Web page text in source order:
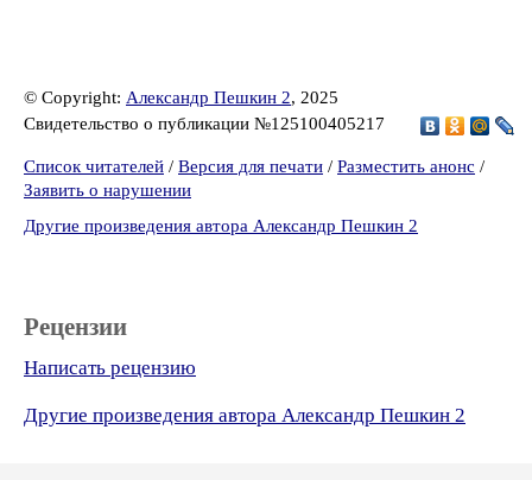
© Copyright: Александр Пешкин 2, 2025
Свидетельство о публикации №125100405217
Список читателей / Версия для печати / Разместить анонс /
Заявить о нарушении
Другие произведения автора Александр Пешкин 2
Рецензии
Написать рецензию
Другие произведения автора Александр Пешкин 2